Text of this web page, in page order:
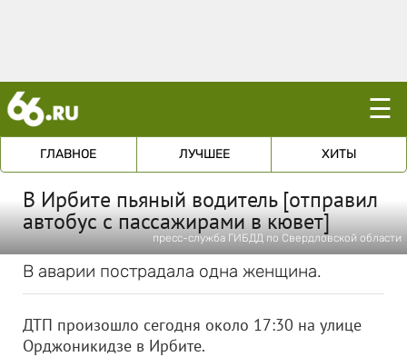
☰
ГЛАВНОЕ ЛУЧШЕЕ ХИТЫ
В Ирбите пьяный водитель [отправил
автобус с пассажирами в кювет]
пресс-служба ГИБДД по Свердловской области
В аварии пострадала одна женщина.
ДТП произошло сегодня около 17:30 на улице
Орджоникидзе в Ирбите.